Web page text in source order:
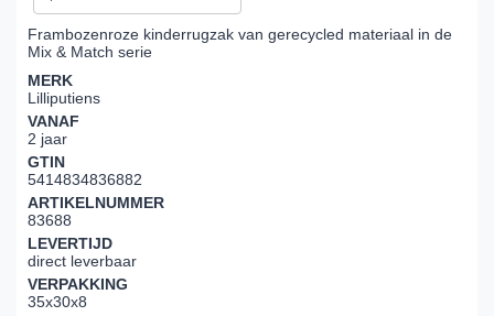
Frambozenroze kinderrugzak van gerecycled materiaal in de
Mix & Match serie
MERK
Lilliputiens
VANAF
2 jaar
GTIN
5414834836882
ARTIKELNUMMER
83688
LEVERTIJD
direct leverbaar
VERPAKKING
35x30x8